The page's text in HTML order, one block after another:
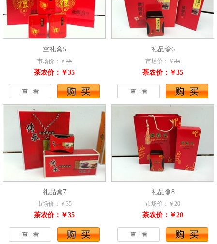
空礼盒5
市场价：￥ 35
茶农价：￥35
礼品盒6
市场价：￥ 35
茶农价：￥35
礼品盒7
市场价：￥ 35
茶农价：￥35
礼品盒8
市场价：￥ 20
茶农价：￥20